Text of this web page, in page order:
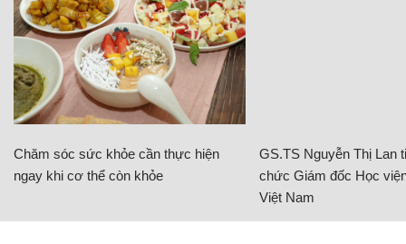
Chăm sóc sức khỏe cần thực hiện
ngay khi cơ thể còn khỏe
GS.TS Nguyễn Thị Lan
chức Giám đốc Học
Việt Nam